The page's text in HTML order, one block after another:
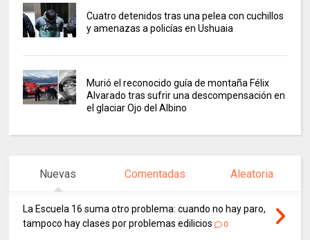
Cuatro detenidos tras una pelea con cuchillos
y amenazas a policías en Ushuaia
Murió el reconocido guía de montaña Félix
Alvarado tras sufrir una descompensación en
el glaciar Ojo del Albino
Nuevas Comentadas Aleatoria
La Escuela 16 suma otro problema: cuando no hay paro,
tampoco hay clases por problemas edilicios
0